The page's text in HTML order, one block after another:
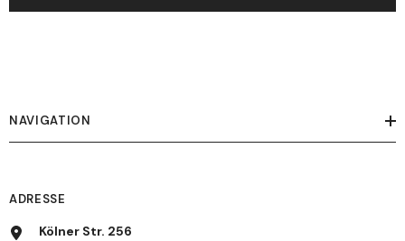
NAVIGATION
ADRESSE
Kölner Str. 256